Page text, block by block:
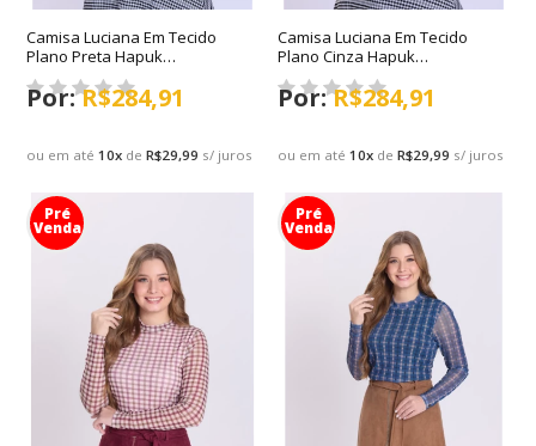
Camisa Luciana Em Tecido
Plano Preta Hapuk
Outono/Inverno 2026
ou em até10x deR$29,99 s/ juros
R$284,91
Camisa Luciana Em Tecido
Plano Cinza Hapuk
Outono/Inverno 2026
ou em até10x deR$29,99 s/ juros
R$284,91
Pré
Venda
Pré
Venda